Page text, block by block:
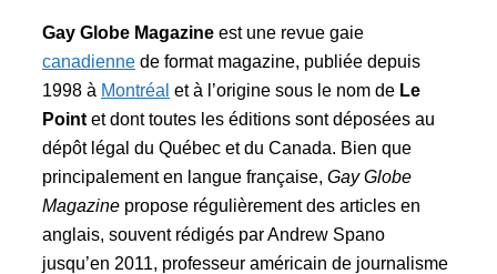
Gay Globe Magazine est une revue gaie
canadienne de format magazine, publiée depuis
1998 à Montréal et à l’origine sous le nom de Le
Point et dont toutes les éditions sont déposées au
dépôt légal du Québec et du Canada. Bien que
principalement en langue française, Gay Globe
Magazine propose régulièrement des articles en
anglais, souvent rédigés par Andrew Spano
jusqu’en 2011, professeur américain de journalisme